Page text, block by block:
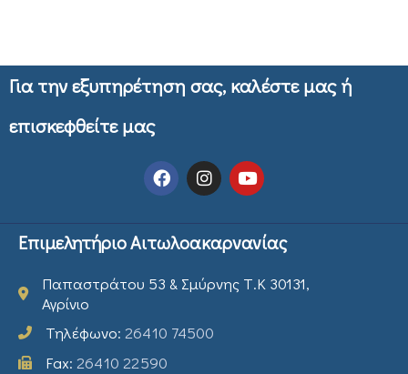
Για την εξυπηρέτηση σας, καλέστε μας ή
επισκεφθείτε μας
Επιμελητήριο Αιτωλοακαρνανίας
Παπαστράτου 53 & Σμύρνης Τ.Κ 30131,
Αγρίνιο
Τηλέφωνο: 26410 74500
Fax: 26410 22590